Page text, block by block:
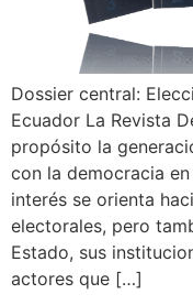
Dossier central:
Ecuador La Revista
propósito la
con la democracia
interés se orienta
electorales, pero
Estado, sus
actores que […]